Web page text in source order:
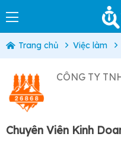
Trang chủ Việc làm
CÔNG TY
Chuyên Viên Kinh